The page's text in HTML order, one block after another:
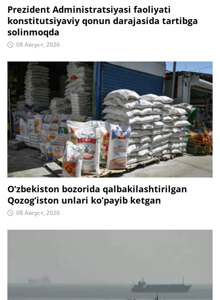
Prezident Administratsiyasi faoliyati
konstitutsiyaviy qonun darajasida tartibga
solinmoqda
08 Август, 2026
O‘zbekiston bozorida qalbakilashtirilgan
Qozog‘iston unlari ko‘payib ketgan
08 Август, 2026